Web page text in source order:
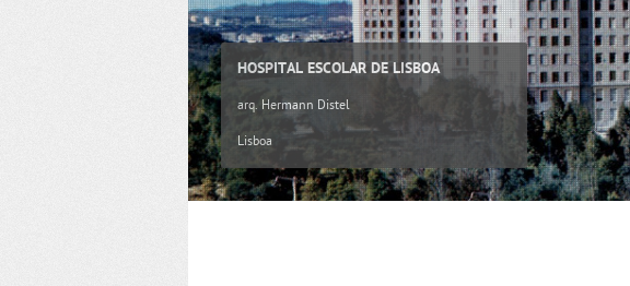
HOSPITAL ESCOLAR DE LISBOA
arq. Hermann Distel
Lisboa